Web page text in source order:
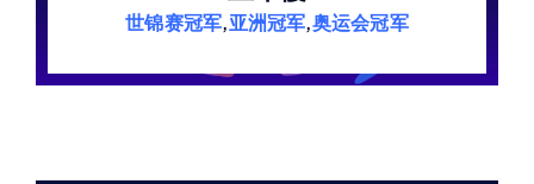
世锦赛冠军,亚洲冠军,奥运会冠军